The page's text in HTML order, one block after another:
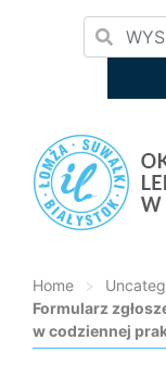
Home >
Formularz
w codziennej